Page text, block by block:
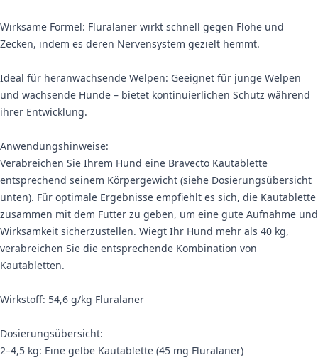
Wirksame Formel: Fluralaner wirkt schnell gegen Flöhe und
Zecken, indem es deren Nervensystem gezielt hemmt.
Ideal für heranwachsende Welpen: Geeignet für junge Welpen
und wachsende Hunde – bietet kontinuierlichen Schutz während
ihrer Entwicklung.
Anwendungshinweise:
Verabreichen Sie Ihrem Hund eine Bravecto Kautablette
entsprechend seinem Körpergewicht (siehe Dosierungsübersicht
unten). Für optimale Ergebnisse empfiehlt es sich, die Kautablette
zusammen mit dem Futter zu geben, um eine gute Aufnahme und
Wirksamkeit sicherzustellen. Wiegt Ihr Hund mehr als 40 kg,
verabreichen Sie die entsprechende Kombination von
Kautabletten.
Wirkstoff: 54,6 g/kg Fluralaner
Dosierungsübersicht:
2–4,5 kg: Eine gelbe Kautablette (45 mg Fluralaner)